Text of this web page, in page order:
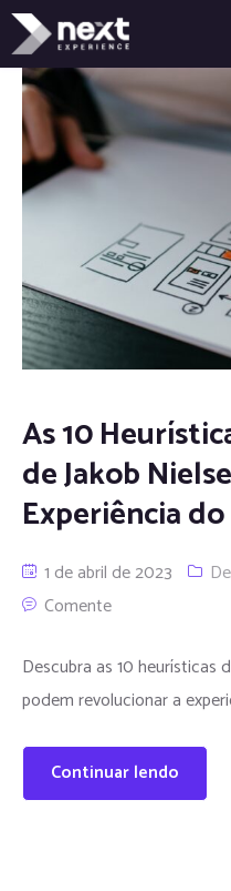
As 10
de Jakob
Experiência
1 de abril de 2023
Comente
Descubra as 10 heurísticas
podem revolucionar a
Continuar lendo